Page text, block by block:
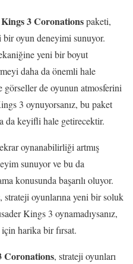
3 Coronationspaketi,
bir oyun deneyimi sunuyor.
yeni bir boyut
daha da önemli hale
de oyunun atmosferini
3 oynuyorsanız, bu paket
da keyifli hale getirecektir.
oynanabilirliği artmış
sunuyor ve bu da
konusunda başarılı oluyor.
, strateji oyunlarına yeni bir soluk
Kings 3 oynamadıysanız,
harika bir fırsat.
Coronations, strateji oyunları